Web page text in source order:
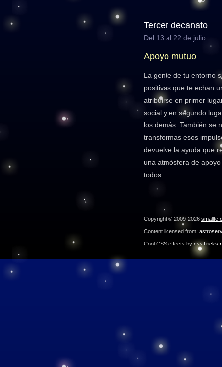
Tercer decanato
Del 13 al 22 de julio
Apoyo mutuo
La gente de tu entorno
positivas que te echan
atribuirse en primer
social y en segundo
los demás. También se
transformas esos
devuelve la ayuda que
una atmósfera de
todos.
Copyright © 2009-2026
Content licensed from:
Cool CSS effects by